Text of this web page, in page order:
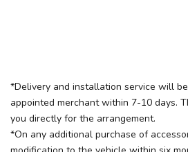
*Delivery and installation service will
appointed merchant within 7-10 days.
you directly for the arrangement.
*On any additional purchase of